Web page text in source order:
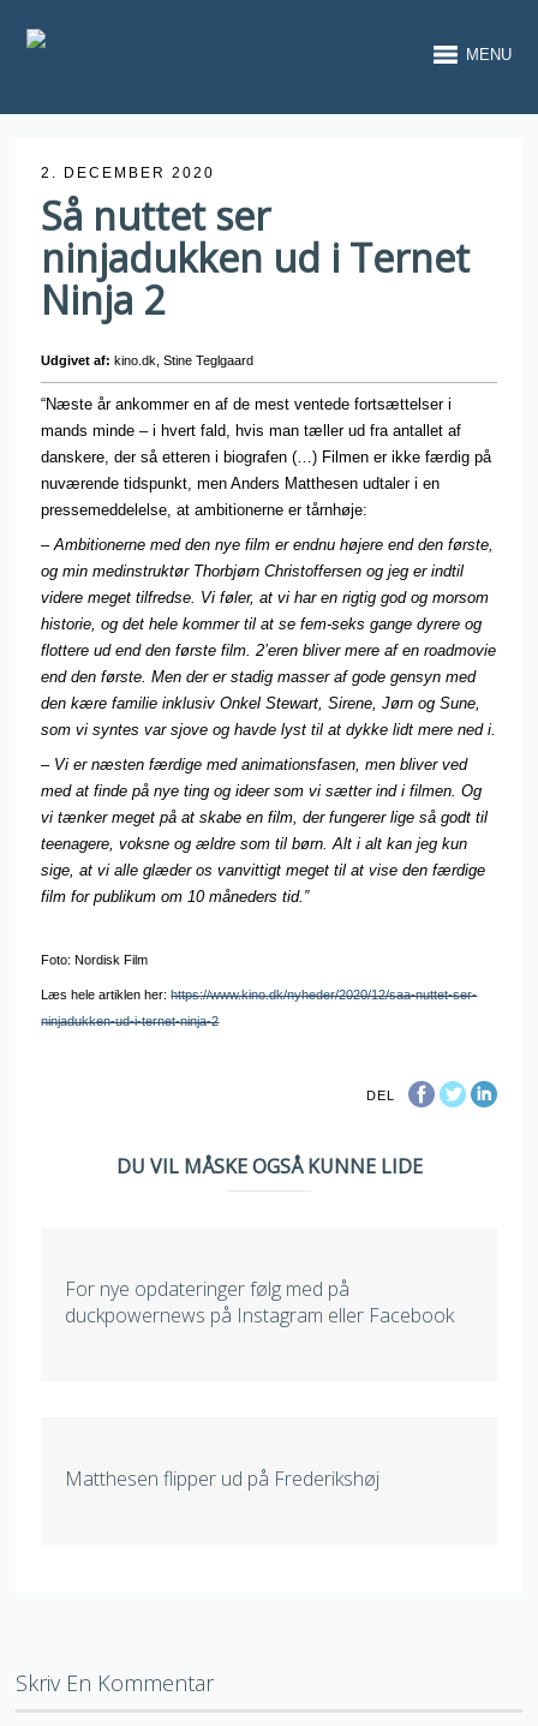
MENU
2. DECEMBER 2020
Så nuttet ser
ninjadukken ud i Ternet
Ninja 2
Udgivet af: kino.dk, Stine Teglgaard
“Næste år ankommer en af de mest ventede fortsættelser i
mands minde – i hvert fald, hvis man tæller ud fra antallet af
danskere, der så etteren i biografen (…) Filmen er ikke færdig på
nuværende tidspunkt, men Anders Matthesen udtaler i en
pressemeddelelse, at ambitionerne er tårnhøje:
– Ambitionerne med den nye film er endnu højere end den første,
og min medinstruktør Thorbjørn Christoffersen og jeg er indtil
videre meget tilfredse. Vi føler, at vi har en rigtig god og morsom
historie, og det hele kommer til at se fem-seks gange dyrere og
flottere ud end den første film. 2’eren bliver mere af en roadmovie
end den første. Men der er stadig masser af gode gensyn med
den kære familie inklusiv Onkel Stewart, Sirene, Jørn og Sune,
som vi syntes var sjove og havde lyst til at dykke lidt mere ned i.
– Vi er næsten færdige med animationsfasen, men bliver ved
med at finde på nye ting og ideer som vi sætter ind i filmen. Og
vi tænker meget på at skabe en film, der fungerer lige så godt til
teenagere, voksne og ældre som til børn. Alt i alt kan jeg kun
sige, at vi alle glæder os vanvittigt meget til at vise den færdige
film for publikum om 10 måneders tid.”
Foto: Nordisk Film
Læs hele artiklen her:https://www.kino.dk/nyheder/2020/12/saa-nuttet-ser-
ninjadukken-ud-i-ternet-ninja-2
DEL
DU VIL MÅSKE OGSÅ KUNNE LIDE
For nye opdateringer følg med på
duckpowernews på Instagram eller Facebook
Matthesen flipper ud på Frederikshøj
Skriv En Kommentar